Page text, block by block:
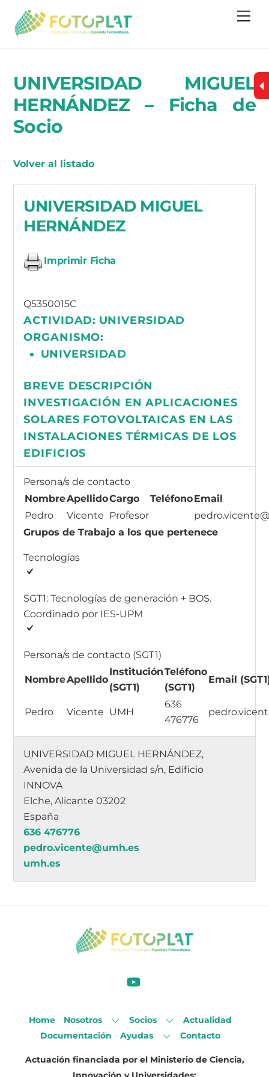
content
UNIVERSIDAD MIGUEL
HERNÁNDEZ – Ficha de
Socio
Volver al listado
UNIVERSIDAD MIGUEL
HERNÁNDEZ
Imprimir Ficha
Q5350015C
ACTIVIDAD: UNIVERSIDAD
ORGANISMO:
UNIVERSIDAD
BREVE DESCRIPCIÓN
INVESTIGACIÓN EN APLICACIONES
SOLARES FOTOVOLTAICAS EN LAS
INSTALACIONES TÉRMICAS DE LOS
EDIFICIOS
Persona/s de contacto
NombreApellidoCargo TeléfonoEmail
Pedro
Vicente Profesor
Grupos de Trabajo a los que pertenece
Tecnologías
SGT1: Tecnologías de generación + BOS.
Coordinado por IES-UPM
Persona/s de contacto (SGT1)
NombreApellido
Institución
(SGT1)
Teléfono
(SGT1)
Email
Pedro Vicente UMH
636
476776
UNIVERSIDAD MIGUEL HERNÁNDEZ,
Avenida de la Universidad s/n, Edificio
INNOVA
Elche, Alicante 03202
España
636 476776
pedro.vicente@umh.es
umh.es
Home Nosotros Socios
Actualidad
Documentación
Ayudas Contacto
Actuación financiada por el Ministerio de Ciencia,